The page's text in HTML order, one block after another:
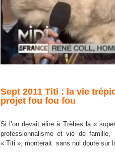
Sept 2011 Titi : la vie
projet fou fou fou
Si l’on devait élire à Trèbes la «
professionnalisme et vie de famille,
« Titi », monterait sans nul doute sur